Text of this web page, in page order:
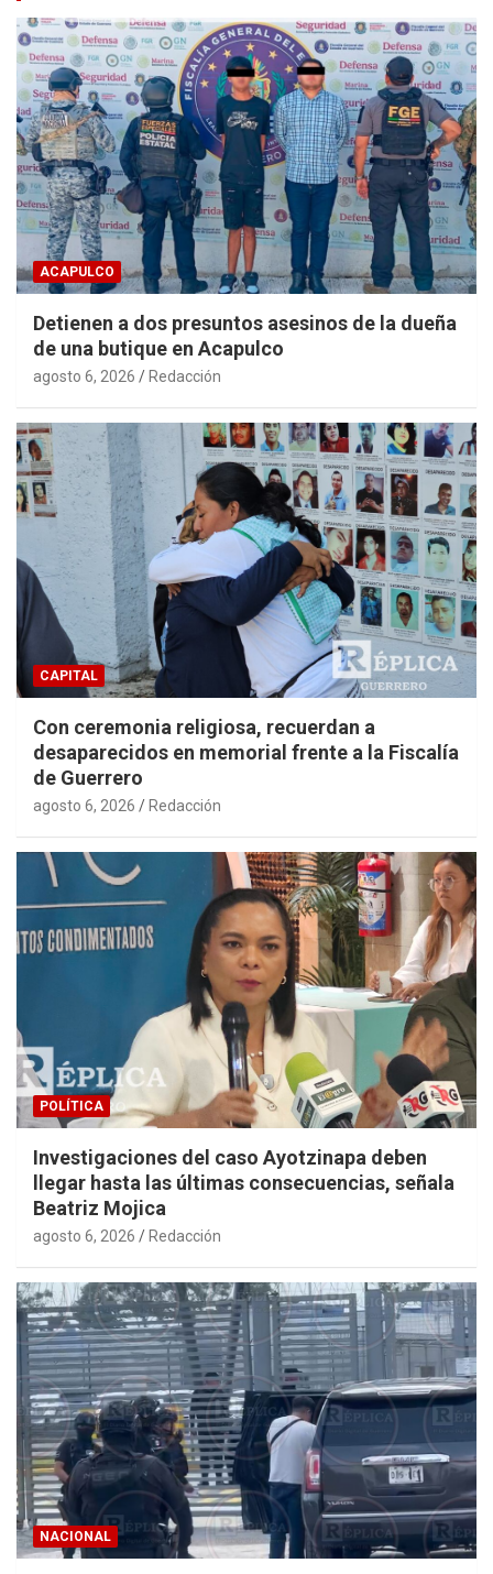
ACAPULCO
Detienen a dos presuntos asesinos de la dueña
de una butique en Acapulco
agosto 6, 2026 Redacción
CAPITAL
Con ceremonia religiosa, recuerdan a
desaparecidos en memorial frente a la Fiscalía
de Guerrero
agosto 6, 2026 Redacción
POLÍTICA
Investigaciones del caso Ayotzinapa deben
llegar hasta las últimas consecuencias, señala
Beatriz Mojica
agosto 6, 2026 Redacción
NACIONAL